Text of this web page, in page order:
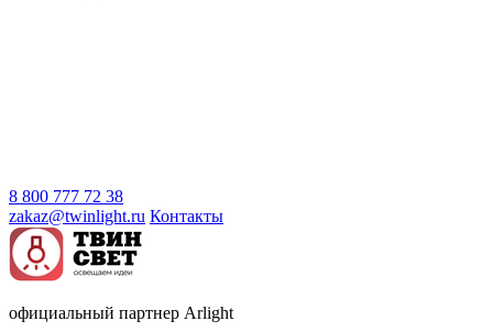
8 800 777 72 38
zakaz@twinlight.ru Контакты
официальный партнер Arlight